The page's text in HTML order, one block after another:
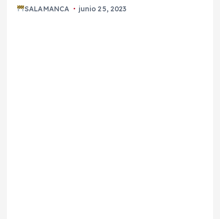
SALAMANCA junio 25, 2023